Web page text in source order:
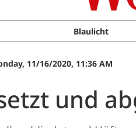
Blaulicht
11/16/2020, 11:36 AM
und